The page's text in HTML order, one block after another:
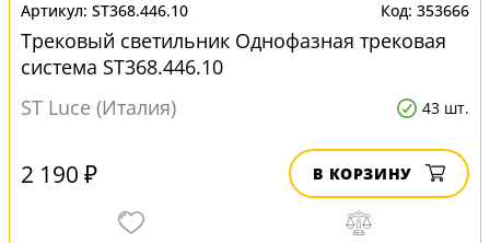
ST368.446.10 353666
Трековый светильник Однофазная трековая
система ST368.446.10
ST Luce (Италия)
43 шт.
2 190 ₽ В КОРЗИНУ